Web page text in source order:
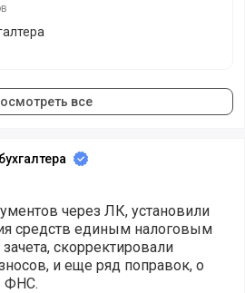
все
через ЛК, установили
средств единым налоговым
скорректировали
и еще ряд поправок, о
ФНС.